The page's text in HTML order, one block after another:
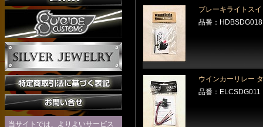
ブレーキライトス
品番：HDBSDG018
ウインカーリレー
品番：ELCSDG011
当サイトでは、よりよいサービス